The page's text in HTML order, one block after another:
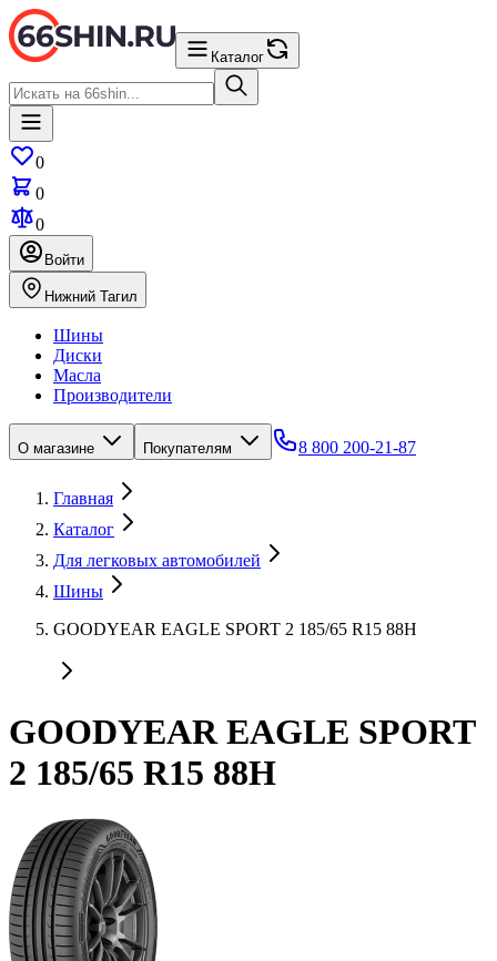
Каталог
0
0
0
Войти
Нижний Тагил
Шины
Диски
Масла
Производители
О магазине Покупателям 8 800 200-21-87
Главная
Каталог
Для легковых автомобилей
Шины
GOODYEAR EAGLE SPORT 2 185/65 R15 88H
GOODYEAR EAGLE SPORT
2 185/65 R15 88H